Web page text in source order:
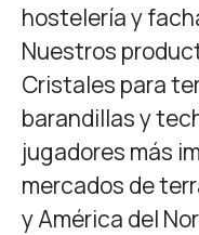
hostelería y
Nuestros
Cristales para
barandillas y
jugadores más
mercados de
y América del